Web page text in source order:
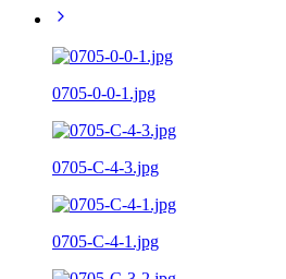
0705-0-0-1.jpg
0705-C-4-3.jpg
0705-C-4-1.jpg